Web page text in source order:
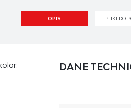
OPIS PLIKI DO
DANE